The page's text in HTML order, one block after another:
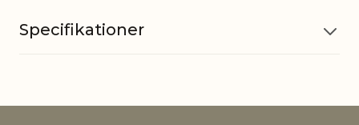
Specifikationer